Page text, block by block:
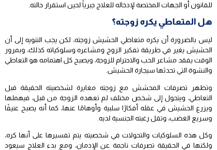
للقانون أو الجهات المختصة لإدخاله للعلاج جبرياً لحين استقرار حالته.
هل المتعاطي يكره زوجته؟
ليس بالضرورة أن يكره متعاطي الحشيش زوجته، لكن يجب التنويه إلى أن
الحشيش يغير في طريقة تفكير الزوج ومشاعره وسلوكياته كذلك، وبمرور
الوقت يفقد مشاعر الحب والاحترام للزوجة، ويصبح كل اهتمامه هو التعاطي
والنشوة التي تحدثها سيجارة الحشيش.
وتظهر تصرفات المحشش مع زوجته مغايرة لشخصيته الحقيقة قبل
التعاطي، ويتحول إلى شخص مختلف لم تعهده الزوجة من قبل، فيهملها
ويزرع الحشيش في عقله أفكارًا سلبية وأوهامًا عنها، كما أنه يصبح عنيفًا
وسريع الغضب، وتقل رغبته الجنسية لديه.
وكل هذه السلوكيات والتحولات في شخصيته يتم تفسيرها على أنها كره،
ولكنها في الحقيقة تصرفات ناجمة عن الإدمان، ومع بدء العلاج سيعود